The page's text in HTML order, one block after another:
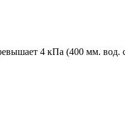
4 кПа (400 мм. вод.